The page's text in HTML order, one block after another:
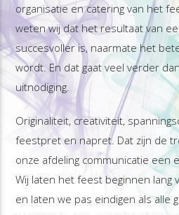
organisatie en catering van het
weten wij dat het resultaat van
succesvoller is, naarmate het
wordt. En dat gaat veel verder
uitnodiging.
Originaliteit, creativiteit,
feestpret en napret. Dat zijn de
onze afdeling communicatie een
Wij laten het feest beginnen lang
en laten we pas eindigen als alle